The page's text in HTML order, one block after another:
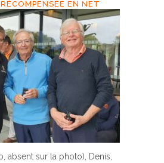
RÉCOMPENSÉE EN NET
absent sur la photo), Denis,